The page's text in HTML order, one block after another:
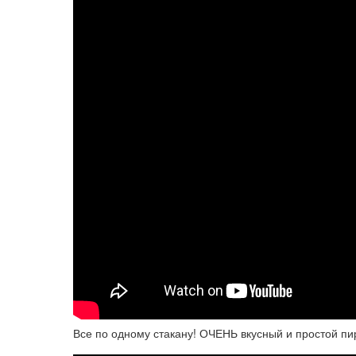
Все по одному стакану! ОЧЕНЬ вкусный и простой